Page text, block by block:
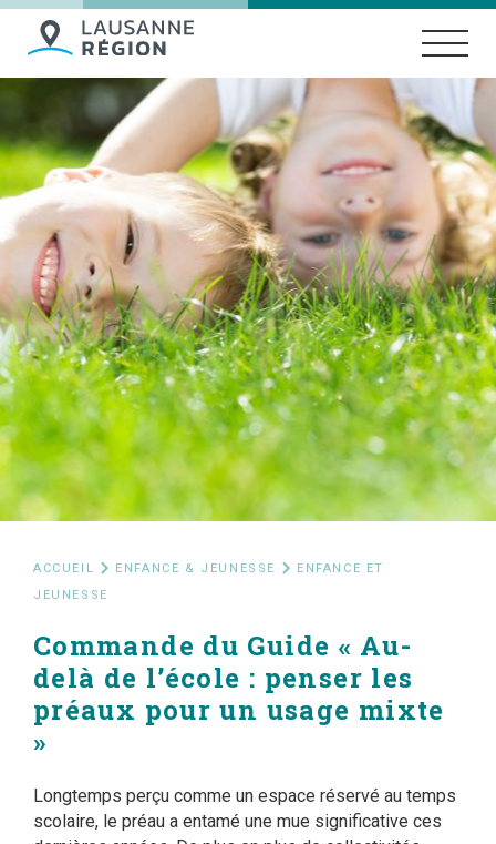
ACCUEIL ENFANCE & JEUNESSE
ENFANCE ET
JEUNESSE
Commande du Guide « Au-
delà de l’école : penser les
préaux pour un usage mixte
»
Longtemps perçu comme un espace réservé au temps
scolaire, le préau a entamé une mue significative ces